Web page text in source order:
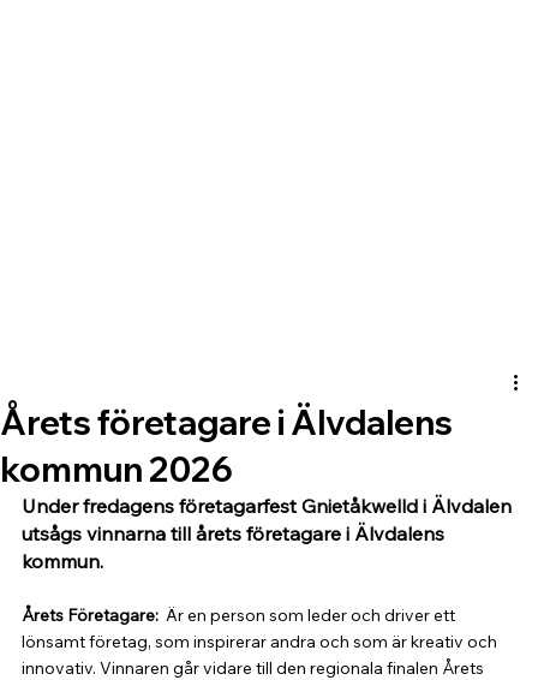
Årets företagare i Älvdalens
kommun 2026
Under fredagens företagarfest Gnietåkwelld i Älvdalen
utsågs vinnarna till årets företagare i Älvdalens
kommun.
Årets Företagare: Är en person som leder och driver ett
lönsamt företag, som inspirerar andra och som är kreativ och
innovativ. Vinnaren går vidare till den regionala finalen Årets